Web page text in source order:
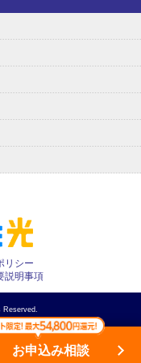
リシー
説明事項
Reserved.
お申込み相談